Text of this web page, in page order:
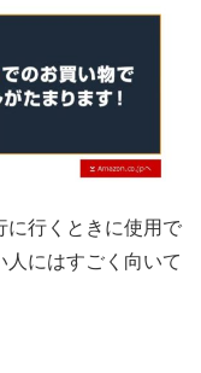
に行くときに使用で
人にはすごく向いて